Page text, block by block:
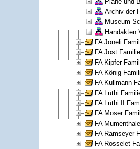
Archiv der
Museum
Handakten
FA Joneli
FA Jost
FA Kipfer
FA König
FA Kullmann
FA Lüthi
FA Lüthi II
FA Moser
FA
FA Ramseyer
FA Rosselet